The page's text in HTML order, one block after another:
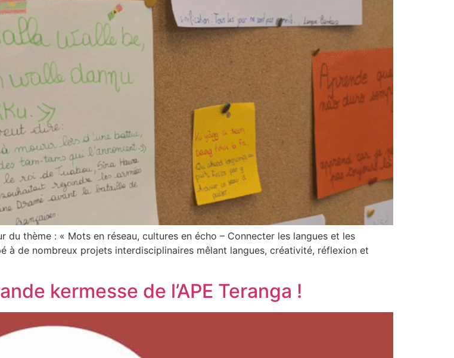
du thème : « Mots en réseau, cultures en écho – Connecter les langues et les
à de nombreux projets interdisciplinaires mêlant langues, créativité, réflexion et
kermesse de l’APE Teranga !